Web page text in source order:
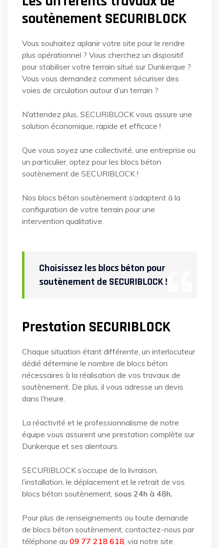
soutènement SECURIBLOCK
Vous souhaitez aplanir votre site pour le rendre
plus opérationnel ? Vous cherchez un dispositif
pour stabiliser votre terrain situé sur Dunkerque ?
Vous vous demandez comment sécuriser des
voies de circulation autour d’un terrain ?
N’attendez plus, SECURIBLOCK vous assure une
solution économique, rapide et efficace !
Que vous soyez une collectivité, une entreprise ou
un particulier, optez pour les blocs béton
soutènement de SECURIBLOCK !
Nos blocs béton soutènement s’adaptent à la
configuration de votre terrain pour une
intervention qualitative.
Choisissez les blocs béton pour
soutènement de SECURIBLOCK !
Prestation SECURIBLOCK
Chaque situation étant différente, un interlocuteur
dédié détermine le nombre de blocs béton
nécessaires à la réalisation de vos travaux de
soutènement. De plus, il vous adresse un devis
dans l’heure.
La réactivité et le professionnalisme de notre
équipe vous assurent une prestation complète sur
Dunkerque et ses alentours.
SECURIBLOCK s’occupe de la livraison,
l’installation, le déplacement et le retrait de vos
blocs béton soutènement, sous 24h à 48h.
Pour plus de renseignements ou toute demande
de blocs béton soutènement, contactez-nous par
téléphone au 09 77 218 618, via notre site